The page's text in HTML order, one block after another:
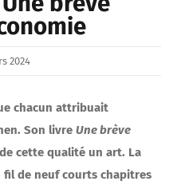
2024
chacun attribuait
Son livre Une brève
cette qualité un art. La
fil de neuf courts chapitres